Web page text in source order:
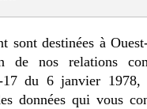
sont destinées à
de nos relations
du 6 janvier 1978,
données qui vous